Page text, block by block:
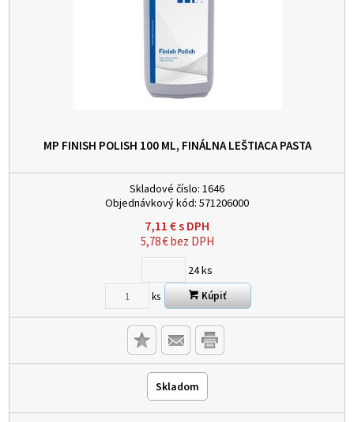
MP FINISH POLISH 100 ML, FINÁLNA LEŠTIACA PASTA
Skladové číslo: 1646
Objednávkový kód: 571206000
7,11 €s DPH
5,78€bez DPH
24ks
ks Kúpiť
Skladom